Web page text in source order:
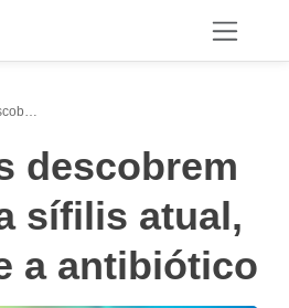
descobrem
sífilis atual,
a antibiótico